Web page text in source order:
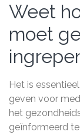
Weet
moet
Het is
geven voor
het
geïnformeerd